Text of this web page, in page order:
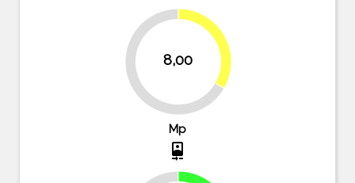
8,00
66.7%
33.3%
Mp
camera_front